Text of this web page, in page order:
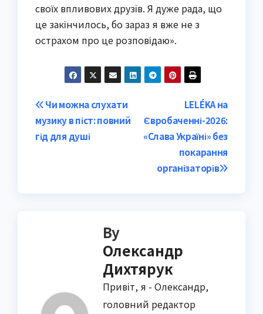
своїх впливових друзів. Я дуже рада, що
це закінчилось, бо зараз я вже не з
острахом про це розповідаю».
Post
navigation
LELÉKA на
Євробаченні-2026:
«Слава Україні» без
покарання
організаторів
Чи можна слухати
музику в піст: повний
гід для душі
By
Олександр
Дихтярук
Привіт, я - Олександр,
головний редактор